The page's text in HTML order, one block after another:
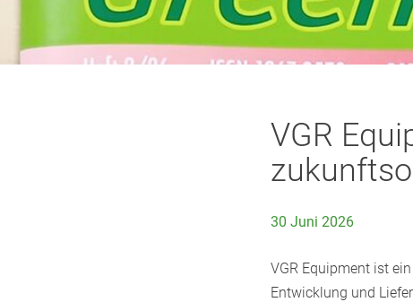
VGR
30 Juni 2026
VGR Equipment ist
Entwicklung und